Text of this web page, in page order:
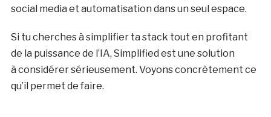
social media et automatisation dans un seul espace.
Si tu cherches à simplifier ta stack tout en profitant
de la puissance de l’IA, Simplified est une solution
à considérer sérieusement. Voyons concrètement ce
qu’il permet de faire.